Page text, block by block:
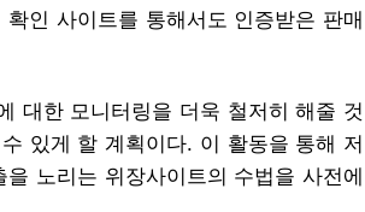
인 사이트를 통해서도 인증받은 판매
대한 모니터링을 더욱 철저히 해줄 것
있게 할 계획이다. 이 활동을 통해 저
노리는 위장사이트의 수법을 사전에